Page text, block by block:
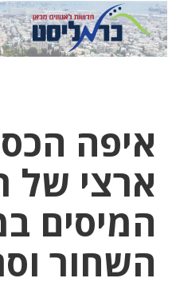
איפה
ארצי של
המיסים
השחור